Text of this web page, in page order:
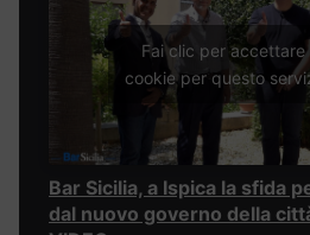
Fai clic per accettare
cookie per questo
Bar Sicilia, a Ispica la sfida
dal nuovo governo della